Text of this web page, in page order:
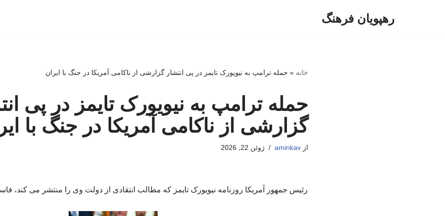
رهپویان فرهنگ
خانه » حمله ترامپ به نیویورک تایمز در پی انتشار گزارشی از ناکامی آمریکا در جنگ با ایران
حمله ترامپ به نیویورک تایمز در پی
گزارشی از ناکامی آمریکا در جنگ با
ازaminkav ژوئن 22, 2026
رئیس جمهور آمریکا روزنامه نیویورک تایمز که مطالب انتقادی از دولت وی را منتشر می کند،